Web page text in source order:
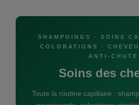
SHAMPOINGS · SOINS
COLORATIONS ·
ANTI-CHUTE
Soins des
Toute la routine capillaire :